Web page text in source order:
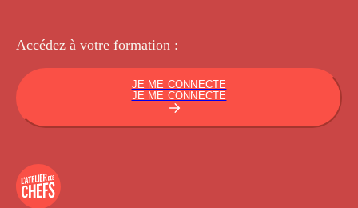
Accédez à votre formation :
JE ME CONNECTE
JE ME CONNECTE